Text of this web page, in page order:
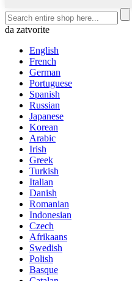
da zatvorite
English
French
German
Portuguese
Spanish
Russian
Japanese
Korean
Arabic
Irish
Greek
Turkish
Italian
Danish
Romanian
Indonesian
Czech
Afrikaans
Swedish
Polish
Basque